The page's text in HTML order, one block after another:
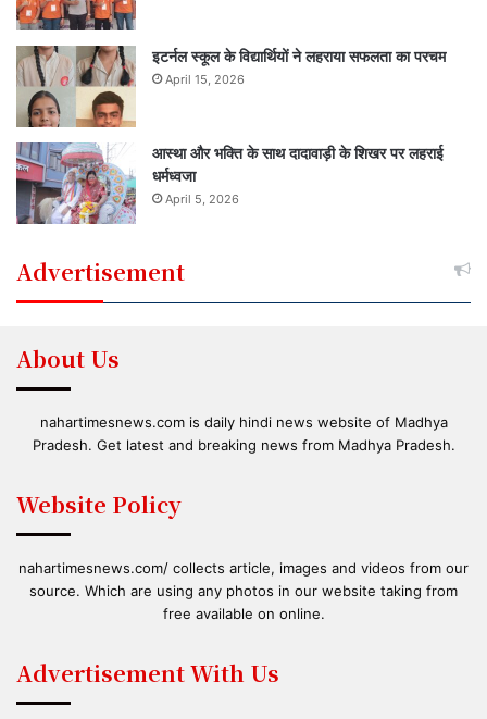
इटर्नल स्कूल के विद्यार्थियों ने लहराया सफलता का परचम
April 15, 2026
आस्था और भक्ति के साथ दादावाड़ी के शिखर पर लहराई
धर्मध्वजा
April 5, 2026
Advertisement
About Us
nahartimesnews.com is daily hindi news website of Madhya
Pradesh. Get latest and breaking news from Madhya Pradesh.
Website Policy
nahartimesnews.com/ collects article, images and videos from our
source. Which are using any photos in our website taking from
free available on online.
Advertisement With Us